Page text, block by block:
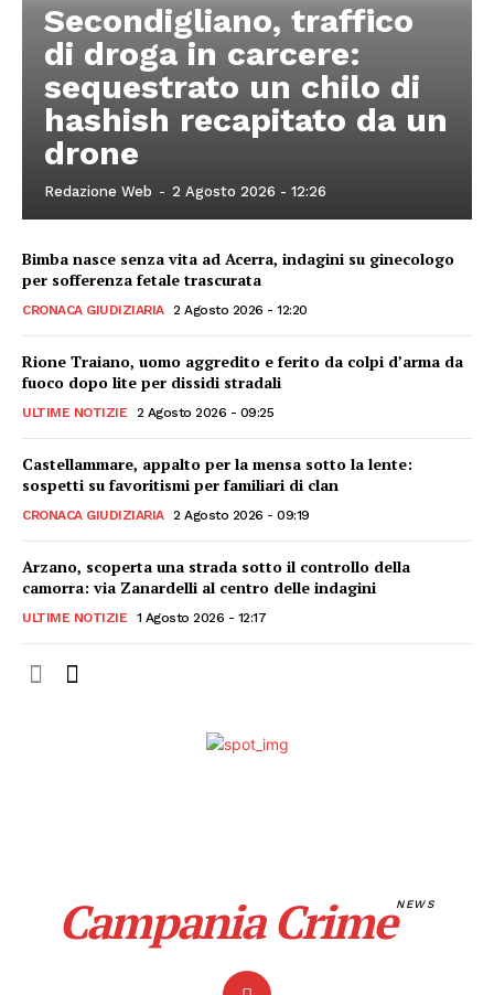
Secondigliano, traffico
di droga in carcere:
sequestrato un chilo di
hashish recapitato da un
drone
Redazione Web - 2 Agosto 2026 - 12:26
Bimba nasce senza vita ad Acerra, indagini su ginecologo
per sofferenza fetale trascurata
CRONACA GIUDIZIARIA 2 Agosto 2026 - 12:20
Rione Traiano, uomo aggredito e ferito da colpi d’arma da
fuoco dopo lite per dissidi stradali
ULTIME NOTIZIE 2 Agosto 2026 - 09:25
Castellammare, appalto per la mensa sotto la lente:
sospetti su favoritismi per familiari di clan
CRONACA GIUDIZIARIA 2 Agosto 2026 - 09:19
Arzano, scoperta una strada sotto il controllo della
camorra: via Zanardelli al centro delle indagini
ULTIME NOTIZIE 1 Agosto 2026 - 12:17
Campania CrimeNEWS